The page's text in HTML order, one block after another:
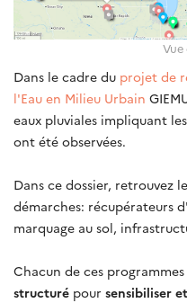
Vue
Dans le cadre du projet de
l'Eau en Milieu Urbain
eaux pluviales impliquant
ont été observées.
Dans ce dossier, retrouvez
démarches: récupérateurs
marquage au sol,
Chacun de ces
structuré pour sensibiliser